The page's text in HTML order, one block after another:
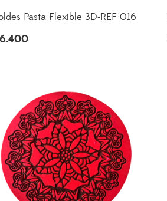
Pasta Flexible 3D-REF 016